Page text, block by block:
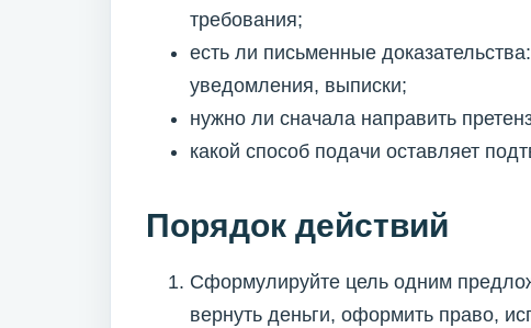
требования;
есть ли письменные
уведомления, выписки;
нужно ли сначала направить
какой способ подачи оставляет
Порядок действий
Сформулируйте цель одним
вернуть деньги, оформить право,